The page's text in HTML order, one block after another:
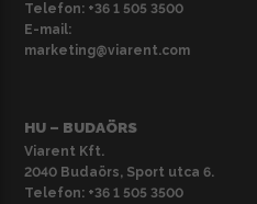
Telefon: +36 1 505 3500
E-mail:
marketing@viarent.com
HU – BUDAÖRS
Viarent Kft.
2040 Budaörs, Sport utca 6.
Telefon: +36 1 505 3500